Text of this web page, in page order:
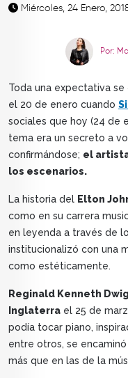
Miércoles, 24 Enero,
Por:
Toda una expectativa
el 20 de enero cuando
sociales que hoy (24 de
tema era un secreto a
confirmándose; el
los escenarios.
La historia del Elton
como en su carrera
en leyenda a través de
institucionalizó con una
como estéticamente.
Reginald Kenneth
Inglaterra el 25 de
podía tocar piano,
entre otros, se
más que en las de la